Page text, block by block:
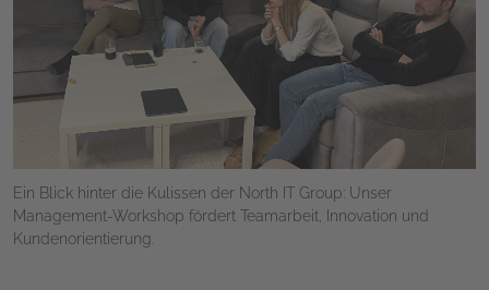
Ein Blick hinter die Kulissen der North IT Group: Unser
Management-Workshop fördert Teamarbeit, Innovation und
Kundenorientierung.